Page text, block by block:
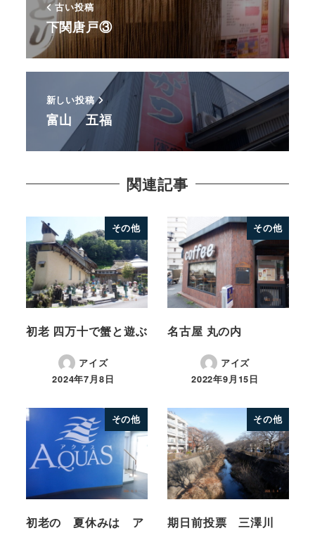
古い投稿
下関唐戸③
新しい投稿
富山 五福
関連記事
その他
初老 四万十で蟹と遊ぶ
アイズ
2024年7月8日
その他
名古屋 丸の内
アイズ
2022年9月15日
その他
初老の 夏休みは ア
その他
期日前投票 三澤川